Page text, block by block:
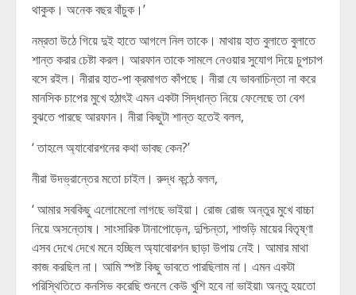
থাকুক। অনেক বছর বাঁচুক।’
নম্রতা উঠে গিয়ে দুই হাতে আগলে নিল তাকে। মাথায় হাত বুলাতে বুলাতে
শান্ত করার চেষ্টা করল। আরফান তাকে সামলে নেওয়ার সুযোগ দিয়ে চুপচাপ
বসে রইল। নীরার হাত-পা ক্রমাগত কাঁপছে। নীরা যে ভাবনাচিন্তা না করে
মানসিক চাপের মুখে হঠাৎই এমন একটা সিদ্ধান্ত নিয়ে ফেলেছে তা বেশ
বুঝতে পারছে আরফান। নীরা কিছুটা শান্ত হতেই বলল,
‘ তাহলে অ্যাবোরশনের কথা ভাবছ কেন?’
নীরা উদভ্রান্তের মতো চাইল। রুদ্ধ কন্ঠে বলল,
‘ আমার সবকিছু এলোমেলো লাগছে ভাইয়া। রোজ রোজ অন্তুর মুখে বাচ্চা
নিয়ে অসন্তোষ। সাংসারিক টানাপোড়েন, দুশ্চিন্তা, শাশুড়ি মায়ের বিতৃষ্ণা
এসব দেখে দেখে মনে হচ্ছিল অ্যাবোরশন ছাড়া উপায় নেই। আমার মাথা
কাজ করছিল না। আমি স্পষ্ট কিছু ভাবতে পারছিলাম না। এমন একটা
পরিস্থিতিতে কনসিভ করেছি শুনলে কেউ খুশি হবে না ভাইয়া৷ অন্তু হয়তো